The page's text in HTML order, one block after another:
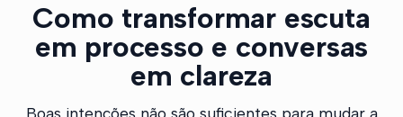
Como transformar escuta
em processo e conversas
em clareza
Boas intenções não são suficientes para mudar a